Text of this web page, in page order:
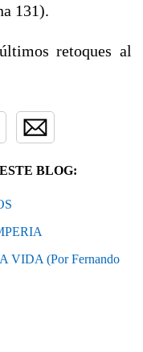
131).
retoques al
BLOG:
VIDA (Por Fernando